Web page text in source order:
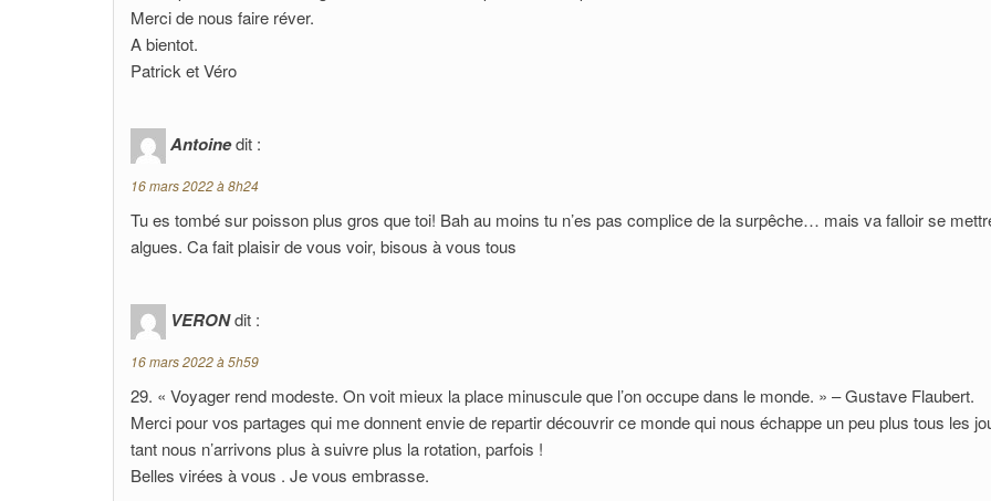
Merci de nous faire réver.
A bientot.
Patrick et Véro
Antoinedit :
16 mars 2022 à 8h24
Tu es tombé sur poisson plus gros que toi! Bah au moins tu n’es pas complice de la surpêche… mais va falloir se
algues. Ca fait plaisir de vous voir, bisous à vous tous
VERONdit :
16 mars 2022 à 5h59
29. « Voyager rend modeste. On voit mieux la place minuscule que l’on occupe dans le monde. » – Gustave Flaubert.
Merci pour vos partages qui me donnent envie de repartir découvrir ce monde qui nous échappe un peu plus tous les
tant nous n’arrivons plus à suivre plus la rotation, parfois !
Belles virées à vous . Je vous embrasse.